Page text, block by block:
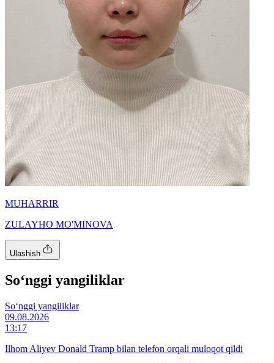
MUHARRIR
ZULAYHO MO'MINOVA
Ulashish
So‘nggi yangiliklar
So‘nggi yangiliklar
09.08.2026
13:17
Ilhom Aliyev Donald Tramp bilan telefon orqali muloqot qildi